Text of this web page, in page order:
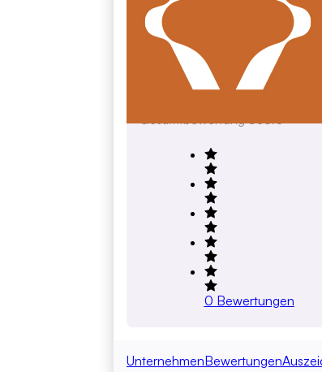
Bernardo Wills
bernardowills.com
Gesamtbewertung Score
0 Bewertungen
UnternehmenBewertungen